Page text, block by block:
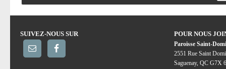
SUIVEZ-NOUS SUR POUR NOUS
Paroisse Saint-
2551 Rue Saint
Saguenay, QC G7X